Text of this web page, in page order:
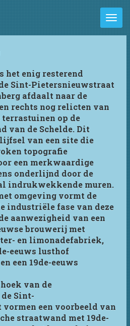
het enig resterend
Sint-Pietersnieuwstraat
afdaalt naar de
rechts nog relicten van
op de
van de Schelde. Dit
van een site die
topografie
een merkwaardige
onderlijnd door de
indrukwekkende muren.
omgeving vormt de
industriële fase van deze
aanwezigheid van een
brouwerij met
en limonadefabriek,
eeuws lusthof
een 19de-eeuws
van de
Sint-
een voorbeeld van
straatwand met 19de-